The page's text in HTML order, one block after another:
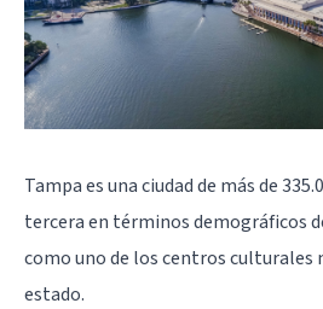
Tampaes una ciudad de más de
tercera en términos demográficos
como uno de los centros
estado.